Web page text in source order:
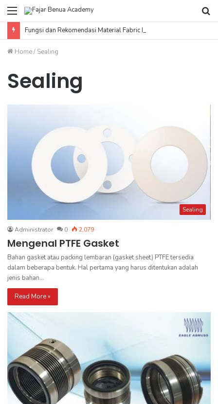
Menu
Fungsi dan Rekomendasi Material Fabric Expansion Joint
Home/ Sealing
Sealing
Sealing
Administrator 0 2,079
Mengenal PTFE Gasket
Bahan gasket atau packing lembaran (gasket sheet) PTFE tersedia
dalam beberapa bentuk. Hal pertama yang harus ditentukan adalah
jenis bahan…
Read More »